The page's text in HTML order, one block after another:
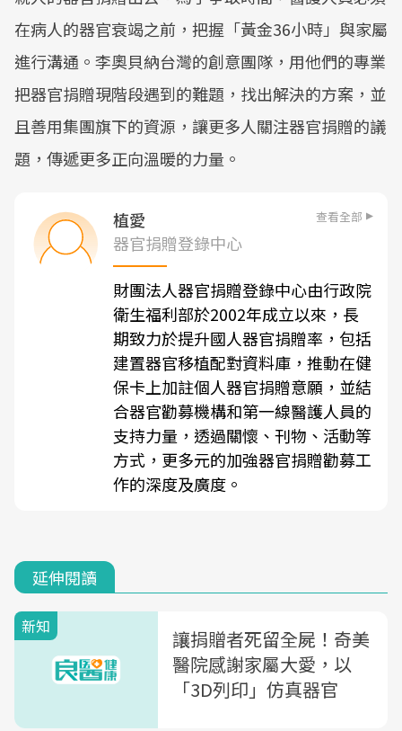
在病人的器官衰竭之前，把握「黃金36小時」與家屬
進行溝通。李奧貝納台灣的創意團隊，用他們的專業
把器官捐贈現階段遇到的難題，找出解決的方案，並
且善用集團旗下的資源，讓更多人關注器官捐贈的議
題，傳遞更多正向溫暖的力量。
植愛 查看全部
器官捐贈登錄中心
財團法人器官捐贈登錄中心由行政院
衛生福利部於2002年成立以來，長
期致力於提升國人器官捐贈率，包括
建置器官移植配對資料庫，推動在健
保卡上加註個人器官捐贈意願，並結
合器官勸募機構和第一線醫護人員的
支持力量，透過關懷、刊物、活動等
方式，更多元的加強器官捐贈勸募工
作的深度及廣度。
延伸閱讀
新知
讓捐贈者死留全屍！奇美
醫院感謝家屬大愛，以
「3D列印」仿真器官